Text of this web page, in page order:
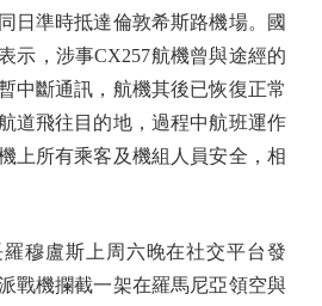
日準時抵達倫敦希斯路機場。國
示，涉事CX257航機曾與途經的
中斷通訊，航機其後已恢復正常
道飛往目的地，過程中航班運作
上所有乘客及機組人員安全，相
盧斯上周六晚在社交平台發
戰機攔截一架在羅馬尼亞領空與